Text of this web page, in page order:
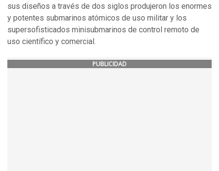
sus diseños a través de dos siglos produjeron los enormes
y potentes submarinos atómicos de uso militar y los
supersofisticados minisubmarinos de control remoto de
uso científico y comercial.
PUBLICIDAD